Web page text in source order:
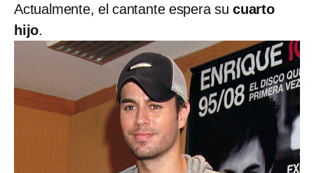
Actualmente, el cantante espera su cuarto
hijo.